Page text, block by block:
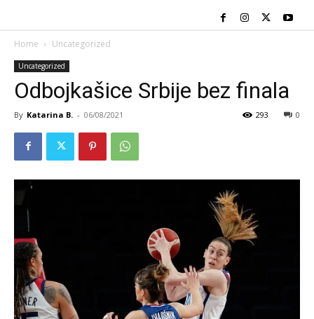
Home Uncategorized
Uncategorized
Odbojkašice Srbije bez finala
By Katarina B. - 06/08/2021 0
293